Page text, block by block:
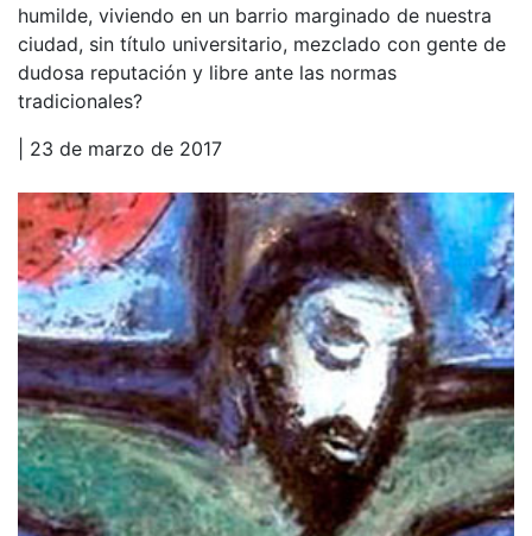
humilde, viviendo en un barrio marginado de nuestra
ciudad, sin título universitario, mezclado con gente de
dudosa reputación y libre ante las normas
tradicionales?
| 23 de marzo de 2017